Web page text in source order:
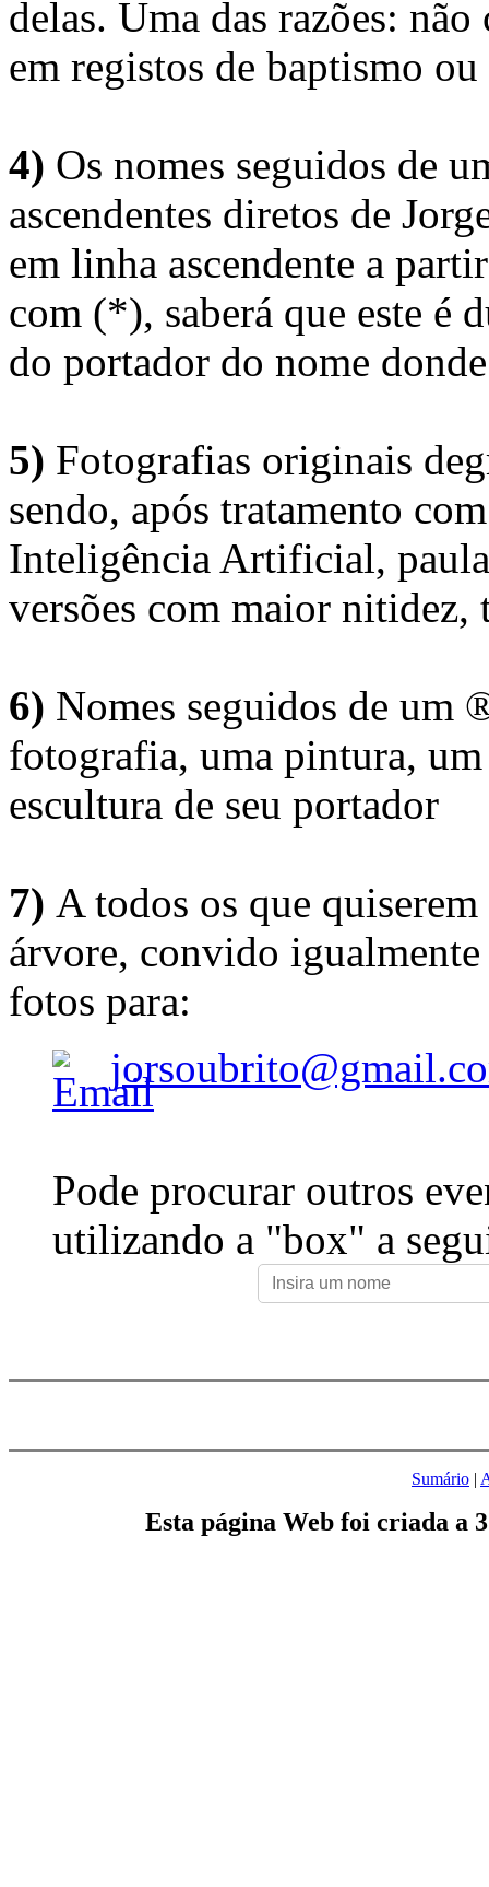
delas. Uma das razões:
em registos de baptismo
4) Os nomes seguidos de
ascendentes diretos de
em linha ascendente a
com (*), saberá que este é
do portador do nome
5) Fotografias originais
sendo, após tratamento
Inteligência Artificial,
versões com maior nitidez,
6) Nomes seguidos de um
fotografia, uma pintura,
escultura de seu portador
7) A todos os que
árvore, convido
fotos para:
Pode procurar outros
utilizando a "box" a
Sumário |
Esta página Web foi criada a